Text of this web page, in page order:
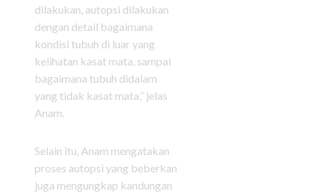
dilakukan, autopsi dilakukan
dengan detail bagaimana
kondisi tubuh di luar yang
kelihatan kasat mata, sampai
bagaimana tubuh didalam
yang tidak kasat mata,” jelas
Anam.
Selain itu, Anam mengatakan
proses autopsi yang beberkan
juga mengungkap kandungan